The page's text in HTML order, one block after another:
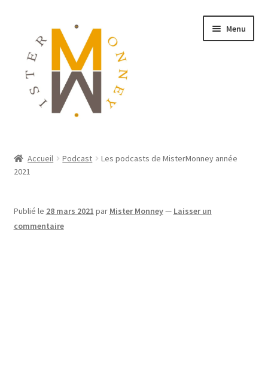
Menu
MONNAIES
BIJOUX
Accueil Podcast
Les podcasts de MisterMonney année
2021
Publié le 28 mars 2021 par Mister Monney— Laisser un
commentaire